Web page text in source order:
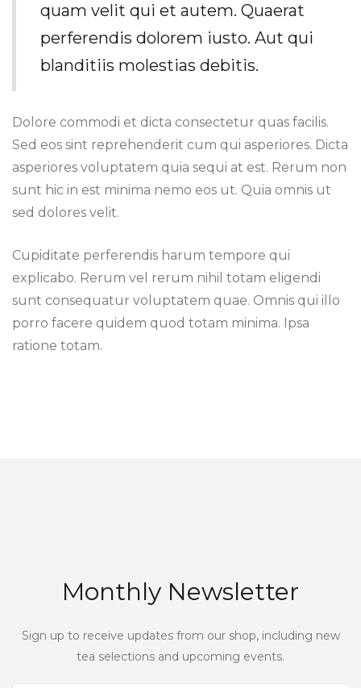
quam velit qui et autem. Quaerat
perferendis dolorem iusto. Aut qui
blanditiis molestias debitis.
Dolore commodi et dicta consectetur quas facilis.
Sed eos sint reprehenderit cum qui asperiores. Dicta
asperiores voluptatem quia sequi at est. Rerum non
sunt hic in est minima nemo eos ut. Quia omnis ut
sed dolores velit.
Cupiditate perferendis harum tempore qui
explicabo. Rerum vel rerum nihil totam eligendi
sunt consequatur voluptatem quae. Omnis qui illo
porro facere quidem quod totam minima. Ipsa
ratione totam.
Monthly Newsletter
Sign up to receive updates from our shop, including new
tea selections and upcoming events.